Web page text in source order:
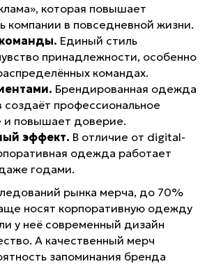
которая повышает
компании в повседневной жизни.
Единый стиль
принадлежности, особенно
командах.
Брендированная одежда
создаёт профессиональное
и повышает доверие.
эффект. В отличие от digital-
одежда работает
годами.
рынка мерча, до 70%
носят корпоративную одежду
у неё современный дизайн
А качественный мерч
запоминания бренда